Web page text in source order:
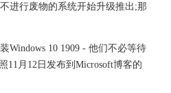
进行废物的系统开始升级推出;那
Windows 10 1909 - 他们不必等待
11月12日发布到Microsoft博客的